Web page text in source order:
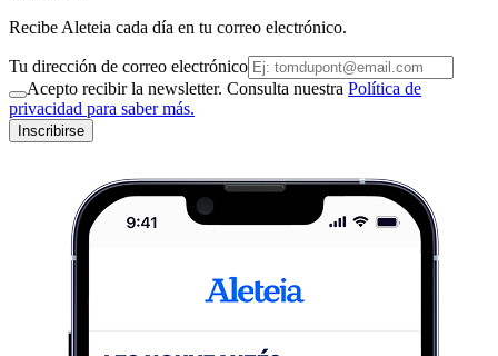
Recibe Aleteia cada día en tu correo electrónico.
Tu dirección de correo electrónico
Acepto recibir la newsletter. Consulta nuestra Política de
privacidad para saber más.
Inscribirse